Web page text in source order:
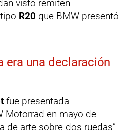
visto remiten
R20 que BMW presentó
era una declaración
fue presentada
Motorrad en mayo de
de arte sobre dos ruedas”